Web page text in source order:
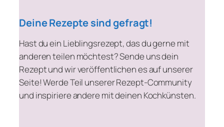
Deine Rezepte sind gefragt!
Hast du ein Lieblingsrezept, das du gerne mit
anderen teilen möchtest? Sende uns dein
Rezept und wir veröffentlichen es auf unserer
Seite! Werde Teil unserer Rezept-Community
und inspiriere andere mit deinen Kochkünsten.